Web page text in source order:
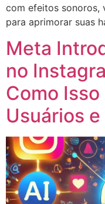
com efeitos sonoros,
para aprimorar suas
Meta
no
Como
Usuários